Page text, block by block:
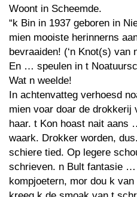
Woont in Scheemde.
“k Bin in 1937 geboren in
mien mooiste herinnerns
bevraaiden! (‘n Knot(s) van
En … speulen in t
Wat n weelde!
In achtenvatteg verhoesd
mien voar doar de drokkerij
haar. t Kon hoast nait aans
waark. Drokker worden,
schiere tied. Op legere
schrieven. n Bult fantasie
kompjoetern, mor dou k van